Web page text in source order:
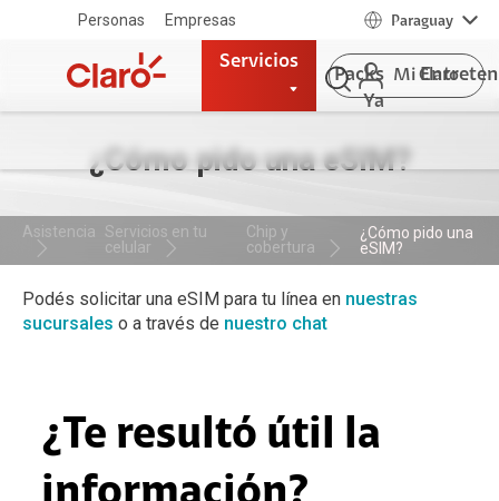
Personas Empresas Paraguay
Servicios
Packs
Ya
Mi Claro
¿Cómo pido una eSIM?
Asistencia
Servicios en tu
celular
Chip y
cobertura
¿Cómo pido una
eSIM?
Podés solicitar una eSIM para tu línea en nuestras
sucursales o a través de nuestro chat
¿Te resultó útil la